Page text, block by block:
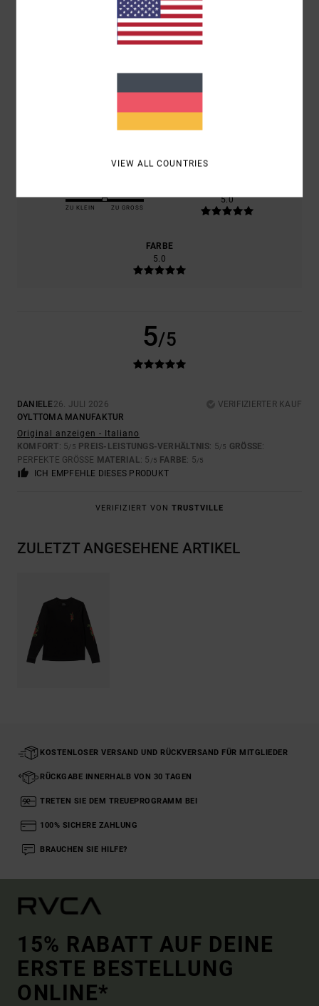
1 VERIFIZIERTEN BEWERTUNGEN
2026
100% UNSERER KUNDEN EMPFEHLEN DIESES PRODUKT
PREIS-LEISTUNGS-VERHÄLTNIS
ZU KLEIN ZU GROSS
5.0
FARBE
5.0
5/5
DANIELE26. JULI 2026
VERIFIZIERTER KAUF
OYLTTOMA MANUFAKTUR
Original anzeigen - Italiano
KOMFORT: 5/5 PREIS-LEISTUNGS-VERHÄLTNIS: 5/5 GRÖSSE :
PERFEKTE GRÖSSE MATERIAL: 5 /5 FARBE: 5/5
ICH EMPFEHLE DIESES PRODUKT
VERIFIZIERT VON TRUSTVILLE
ZULETZT ANGESEHENE ARTIKEL
KOSTENLOSER VERSAND UND RÜCKVERSAND FÜR MITGLIEDER
RÜCKGABE INNERHALB VON 30 TAGEN
TRETEN SIE DEM TREUEPROGRAMM BEI
100% SICHERE ZAHLUNG
BRAUCHEN SIE HILFE?
15% RABATT AUF DEINE
ERSTE BESTELLUNG
ONLINE*
VIEW ALL COUNTRIES